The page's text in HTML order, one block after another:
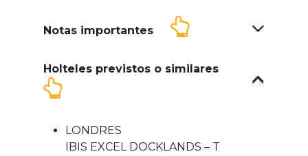
Notas importantes
Holteles previstos o similares
LONDRES
IBIS EXCEL DOCKLANDS – T